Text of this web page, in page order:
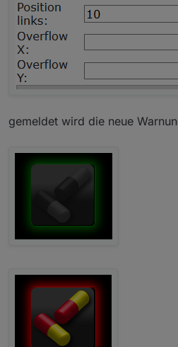
gemeldet wird die neue